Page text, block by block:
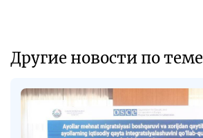
Другие новости по теме